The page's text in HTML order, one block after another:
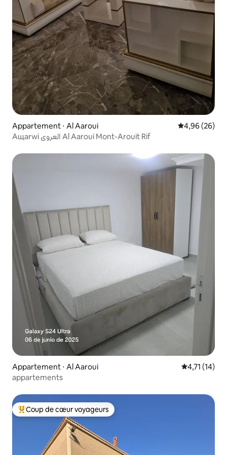
Appartement ⋅ Al Aaroui Évaluation
4,96 (26)
Aщarwi العروي Al Aaroui Mont-Arouit Rif
Appartement ⋅ Al Aaroui Évaluation
4,71 (14)
appartements
Coups de cœur voyageurs les plus appréciés
Coup de cœur voyageurs